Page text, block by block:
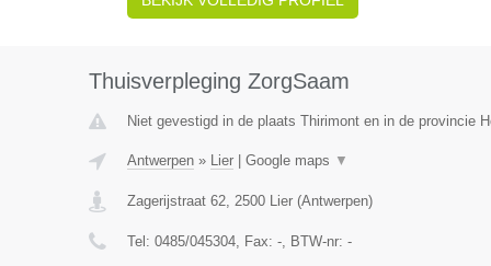
Thuisverpleging ZorgSaam
Niet gevestigd in de plaats Thirimont en in de provincie
Antwerpen» Lier| Google maps ▼
Zagerijstraat 62, 2500 Lier(Antwerpen)
Tel: 0485/045304, Fax: -, BTW-nr: -